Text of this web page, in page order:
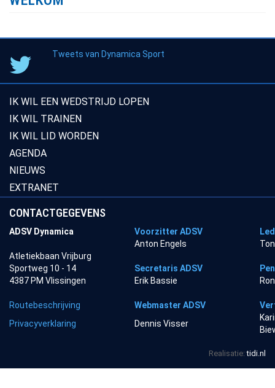
Tweets van Dynamica Sport
IK WIL EEN WEDSTRIJD LOPEN
IK WIL TRAINEN
IK WIL LID WORDEN
AGENDA
NIEUWS
EXTRANET
CONTACTGEGEVENS
ADSV Dynamica Voorzitter ADSV
Anton Engels
Atletiekbaan Vrijburg
Sportweg 10 - 14
Secretaris ADSV
4387 PM Vlissingen
Erik Bassie
Routebeschrijving Webmaster ADSV
Privacyverklaring
Dennis Visser
Realisatie:tidi.nl